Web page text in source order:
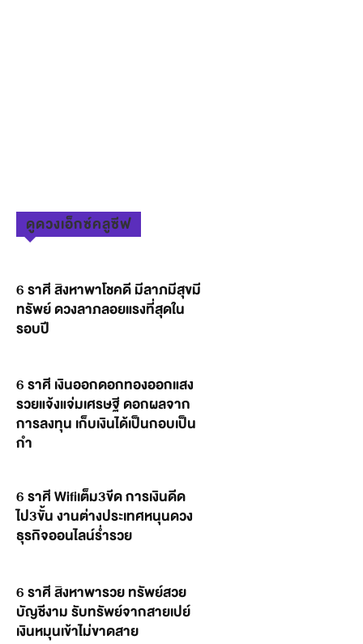
ดูดวงเอ็กซ์คลูซีฟ
6 ราศี สิงหาพาโชคดี มีลาภมีสุขมี
ทรัพย์ ดวงลาภลอยแรงที่สุดใน
รอบปี
6 ราศี เงินออกดอกทองออกแสง
รวยแจ้งแจ่มเศรษฐี ดอกผลจาก
การลงทุน เก็บเงินได้เป็นกอบเป็น
กำ
6 ราศี Wifiเต็ม3ขีด การเงินดีด
ไป3ขั้น งานต่างประเทศหนุนดวง
ธุรกิจออนไลน์ร่ำรวย
6 ราศี สิงหาพารวย ทรัพย์สวย
บัญชีงาม รับทรัพย์จากสายเปย์
เงินหมุนเข้าไม่ขาดสาย